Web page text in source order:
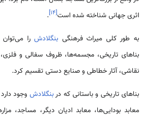
اثری جهانی شناخته شده است[۱۴]
.
به طور کلی میراث فرهنگی بنگلادشرا
بناهای تاریخی، مجسمه‌ها، ظروف سفالی و فلزی،
نقاشی، آثار خطاطی و صنایع دستی تقسیم کرد.
بناهای تاریخی و باستانی که دربنگلادش وجود
معابد بودایی‌ها، معابد ادیان دیگر، مساجد،